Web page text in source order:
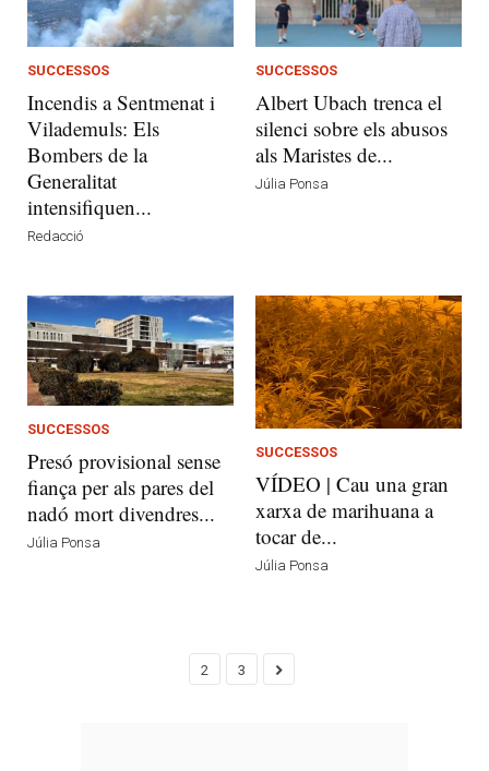
SUCCESSOS
Incendis a Sentmenat i
Vilademuls: Els
Bombers de la
Generalitat
intensifiquen...
Redacció
SUCCESSOS
Albert Ubach trenca el
silenci sobre els abusos
als Maristes de...
Júlia Ponsa
SUCCESSOS
Presó provisional sense
fiança per als pares del
nadó mort divendres...
Júlia Ponsa
SUCCESSOS
VÍDEO | Cau una gran
xarxa de marihuana a
tocar de...
Júlia Ponsa
2 3